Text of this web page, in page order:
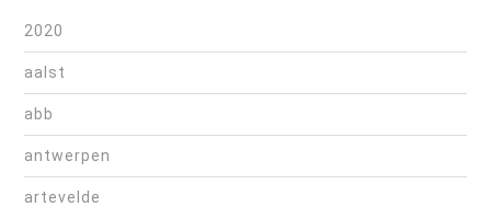
2020
aalst
abb
antwerpen
artevelde